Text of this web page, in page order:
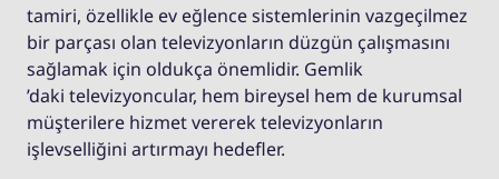
tamiri, özellikle ev eğlence sistemlerinin vazgeçilmez
bir parçası olan televizyonların düzgün çalışmasını
sağlamak için oldukça önemlidir. Gemlik
’daki televizyoncular, hem bireysel hem de kurumsal
müşterilere hizmet vererek televizyonların
işlevselliğini artırmayı hedefler.